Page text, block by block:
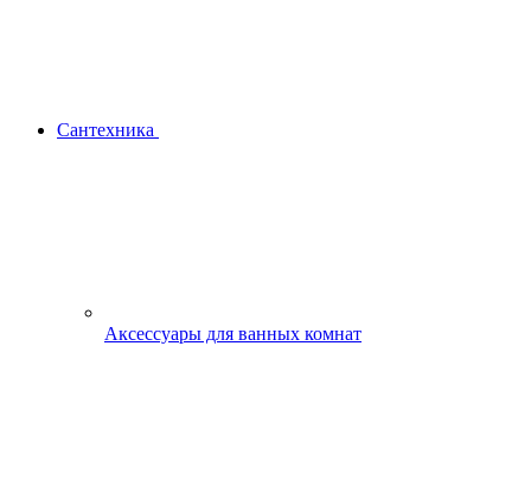
Сантехника
Аксессуары для ванных комнат